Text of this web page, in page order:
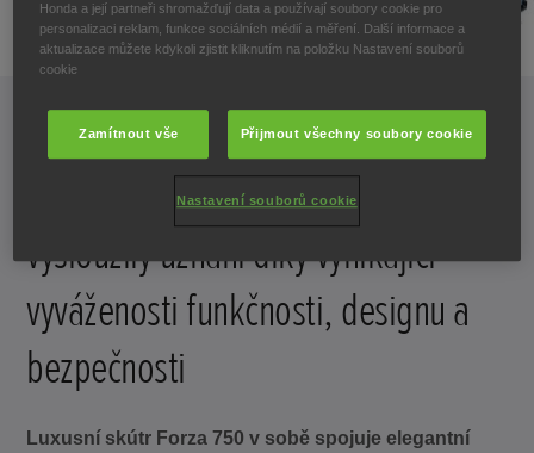
Modely New Jazz a Jazz Crosstar si
vysloužily uznání díky vynikající
vyváženosti funkčnosti, designu a
bezpečnosti
Luxusní skútr Forza 750 v sobě spojuje elegantní
Honda a její partneři shromažďují data a používají soubory cookie pro
personalizaci reklam, funkce sociálních médií a měření. Další informace a
aktualizace můžete kdykoli zjistit kliknutím na položku Nastavení souborů
cookie
Zamítnout vše Přijmout všechny soubory cookie
Nastavení souborů cookie